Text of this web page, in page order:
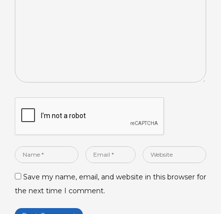
Name
Email
Website
Save my name, email, and website in this browser for
the next time I comment.